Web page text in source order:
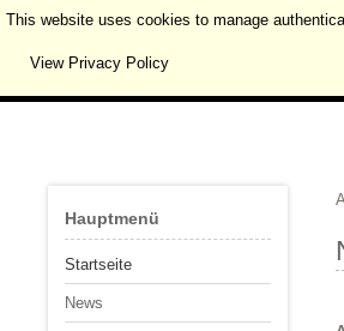
Hauptmenü
Startseite
News
This website uses cookies to manage
View Privacy Policy